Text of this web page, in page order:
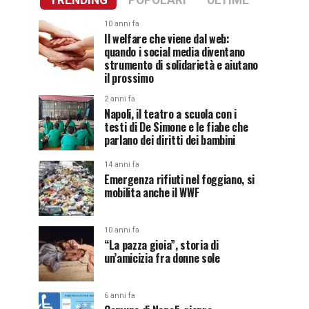
10 anni fa
Il welfare che viene dal web:
quando i social media diventano
strumento di solidarietà e aiutano
il prossimo
2 anni fa
Napoli, il teatro a scuola con i
testi di De Simone e le fiabe che
parlano dei diritti dei bambini
14 anni fa
Emergenza rifiuti nel foggiano, si
mobilita anche il WWF
10 anni fa
“La pazza gioia”, storia di
un’amicizia fra donne sole
6 anni fa